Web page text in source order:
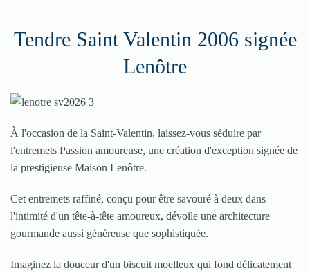
Tendre Saint Valentin 2006 signée
Lenôtre
À l'occasion de la Saint-Valentin, laissez-vous séduire par
l'entremets Passion amoureuse, une création d'exception signée de
la prestigieuse Maison Lenôtre.
Cet entremets raffiné, conçu pour être savouré à deux dans
l'intimité d'un tête-à-tête amoureux, dévoile une architecture
gourmande aussi généreuse que sophistiquée.
Imaginez la douceur d'un biscuit moelleux qui fond délicatement